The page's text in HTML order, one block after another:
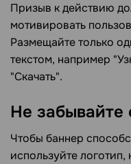
Призыв к действию
мотивировать
Размещайте только
текстом, например
"Скачать".
Не забывайте
Чтобы баннер
используйте